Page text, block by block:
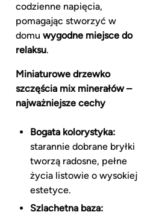
codzienne napięcia,
pomagając stworzyć w
domu wygodne miejsce do
relaksu.
Miniaturowe drzewko
szczęścia mix minerałów –
najważniejsze cechy
Bogata kolorystyka:
starannie dobrane bryłki
tworzą radosne, pełne
życia listowie o wysokiej
estetyce.
Szlachetna baza: